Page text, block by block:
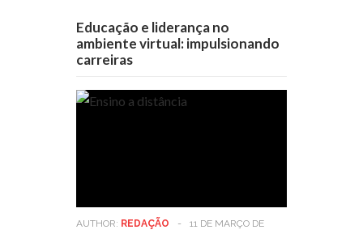
Educação e liderança no
ambiente virtual: impulsionando
carreiras
AUTHOR: REDAÇÃO -
11 DE MARÇO DE